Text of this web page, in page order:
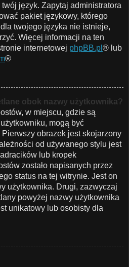
twój język. Zapytaj administratora
pakiet językowy, którego
twojego języka nie istnieje,
Więcej informacji na ten
internetowej phpBB.pl ® lub
®
obok nazwy użytkownika?
w miejscu, gdzie są
mogą być
obrazek jest skojarzony
od używanego stylu jest
lub kropek
zostało napisanych przez
status na tej witrynie. Jest on
użytkownika. Drugi, zazwyczaj
powyżej nazwy użytkownika
unikatowy lub osobisty dla